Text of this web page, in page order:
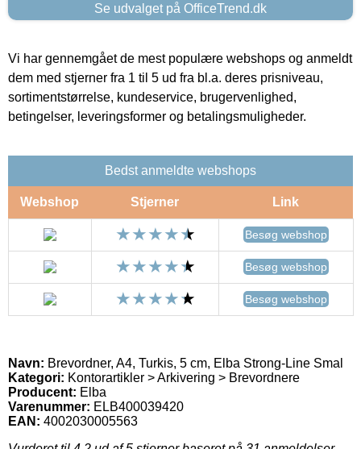
Se udvalget på OfficeTrend.dk
Vi har gennemgået de mest populære webshops og anmeldt
dem med stjerner fra 1 til 5 ud fra bl.a. deres prisniveau,
sortimentstørrelse, kundeservice, brugervenlighed,
betingelser, leveringsformer og betalingsmuligheder.
Bedst anmeldte webshops
Webshop Stjerner Link
Besøg webshop
Besøg webshop
Besøg webshop
Navn: Brevordner, A4, Turkis, 5 cm, Elba Strong-Line Smal
Kategori: Kontorartikler > Arkivering > Brevordnere
Producent: Elba
Varenummer: ELB400039420
EAN: 4002030005563